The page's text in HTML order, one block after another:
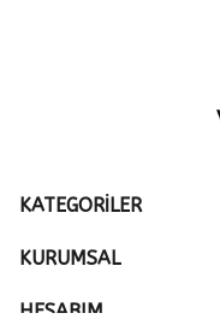
KATEGORİLER
KURUMSAL
HESABIM